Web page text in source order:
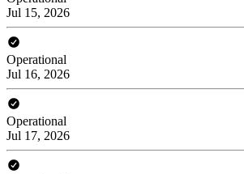
Jul 15, 2026
Operational
Jul 16, 2026
Operational
Jul 17, 2026